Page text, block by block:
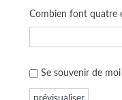
Combien font quatre
Se souvenir de